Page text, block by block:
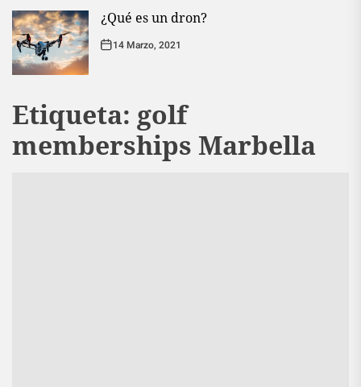
¿Qué es un dron?
14 Marzo, 2021
Etiqueta: golf
memberships Marbella